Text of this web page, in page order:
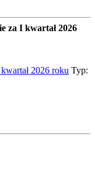
za I kwartał 2026
2026 roku Typ: